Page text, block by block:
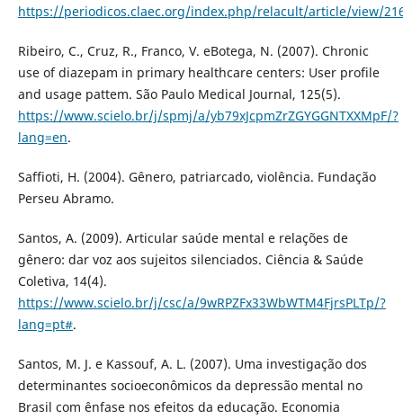
https://periodicos.claec.org/index.php/relacult/article/view/
Ribeiro, C., Cruz, R., Franco, V. eBotega, N. (2007). Chronic
use of diazepam in primary healthcare centers: User profile
and usage pattem. São Paulo Medical Journal, 125(5).
https://www.scielo.br/j/spmj/a/yb79xJcpmZrZGYGGNTXXMpF/?
lang=en.
Saffioti, H. (2004). Gênero, patriarcado, violência. Fundação
Perseu Abramo.
Santos, A. (2009). Articular saúde mental e relações de
gênero: dar voz aos sujeitos silenciados. Ciência & Saúde
Coletiva, 14(4).
https://www.scielo.br/j/csc/a/9wRPZFx33WbWTM4FjrsPLTp/?
lang=pt#.
Santos, M. J. e Kassouf, A. L. (2007). Uma investigação dos
determinantes socioeconômicos da depressão mental no
Brasil com ênfase nos efeitos da educação. Economia